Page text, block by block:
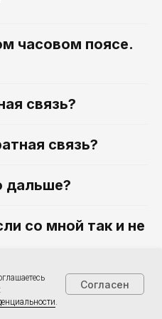
часовом поясе.
связь?
связь?
дальше?
со мной так и не
я купил и понял,
нужно?
развитие
.
Согласен